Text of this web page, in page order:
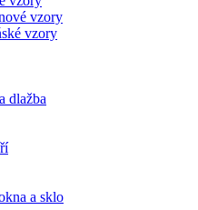
vzory
vzory
dlažba
a sklo